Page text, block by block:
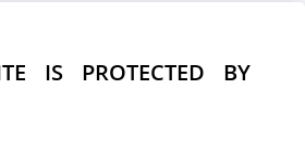
IS PROTECTED BY